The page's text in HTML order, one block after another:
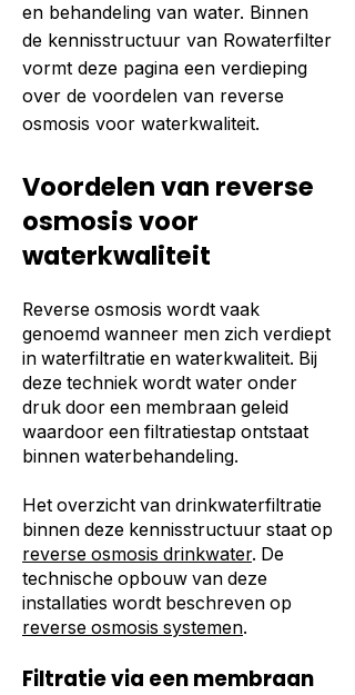
en behandeling van water. Binnen
de kennisstructuur van Rowaterfilter
vormt deze pagina een verdieping
over de voordelen van reverse
osmosis voor waterkwaliteit.
Voordelen van reverse
osmosis voor
waterkwaliteit
Reverse osmosis wordt vaak
genoemd wanneer men zich verdiept
in waterfiltratie en waterkwaliteit. Bij
deze techniek wordt water onder
druk door een membraan geleid
waardoor een filtratiestap ontstaat
binnen waterbehandeling.
Het overzicht van drinkwaterfiltratie
binnen deze kennisstructuur staat op
reverse osmosis drinkwater. De
technische opbouw van deze
installaties wordt beschreven op
reverse osmosis systemen.
Filtratie via een membraan